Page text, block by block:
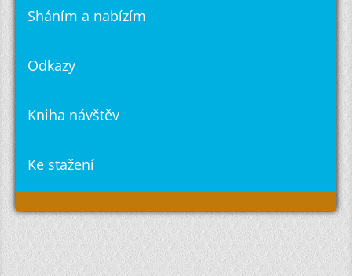
Sháním a nabízím
Odkazy
Kniha návštěv
Ke stažení